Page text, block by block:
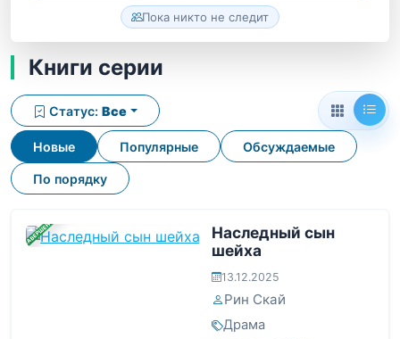
Пока никто не следит
Книги серии
Новые Популярные Обсуждаемые
По порядку
Статус: Все
ЗАВЕРШЕНА
Наследный сын
шейха
13.12.2025
Рин Скай
Драма